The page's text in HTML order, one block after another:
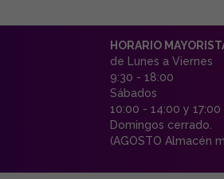
HORARIO
de Lunes a Viernes
9:30 - 18:00
Sábados
10:00 - 14:00 y
Domingos cerrado.
(AGOSTO Almacén